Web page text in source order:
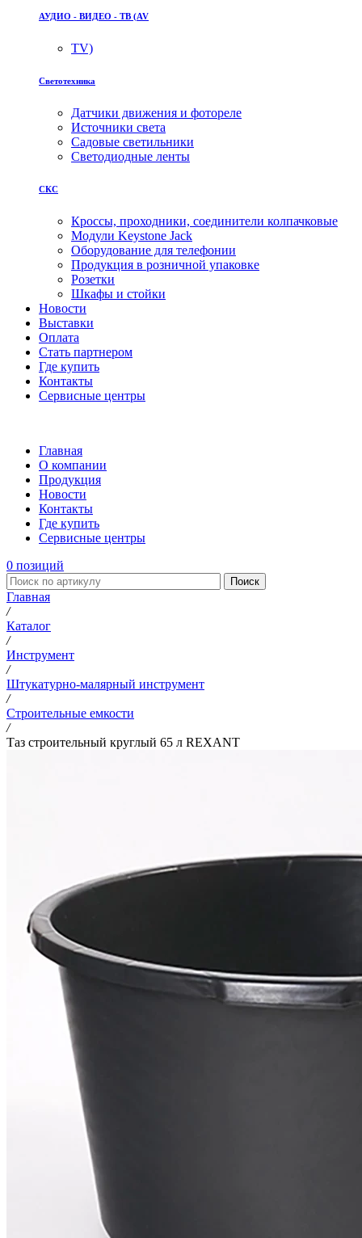
АУДИО - ВИДЕО - ТВ (AV
TV)
Светотехника
Датчики движения и фотореле
Источники света
Садовые светильники
Светодиодные ленты
СКС
Кроссы, проходники, соединители колпачковые
Модули Keystone Jack
Оборудование для телефонии
Продукция в розничной упаковке
Розетки
Шкафы и стойки
Новости
Выставки
Оплата
Стать партнером
Где купить
Контакты
Сервисные центры
Главная
О компании
Продукция
Новости
Контакты
Где купить
Сервисные центры
0 позиций
Поиск
Главная
/
Каталог
/
Инструмент
/
Штукатурно-малярный инструмент
/
Строительные емкости
/
Таз строительный круглый 65 л REXANT